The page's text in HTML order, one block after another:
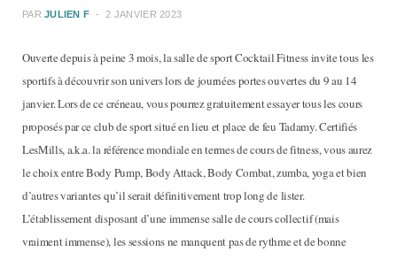
PAR JULIEN F 2 JANVIER 2023
Ouverte depuis à peine 3 mois, la salle de sport Cocktail Fitness invite tous les
sportifs à découvrir son univers lors de journées portes ouvertes du 9 au 14
janvier. Lors de ce créneau, vous pourrez gratuitement essayer tous les cours
proposés par ce club de sport situé en lieu et place de feu Tadamy. Certifiés
LesMills, a.k.a. la référence mondiale en termes de cours de fitness, vous aurez
le choix entre Body Pump, Body Attack, Body Combat, zumba, yoga et bien
d’autres variantes qu’il serait définitivement trop long de lister.
L’établissement disposant d’une immense salle de cours collectif (mais
vraiment immense), les sessions ne manquent pas de rythme et de bonne